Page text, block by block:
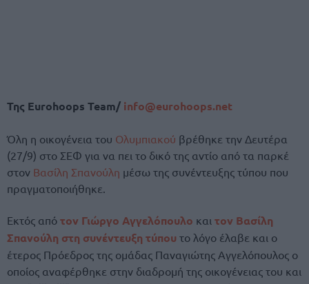
Της Eurohoops Team/ info@eurohoops.net
Όλη η οικογένεια του Ολυμπιακού βρέθηκε την Δευτέρα
(27/9) στο ΣΕΦ για να πει το δικό της αντίο από τα παρκέ
στον Βασίλη Σπανούλη μέσω της συνέντευξης τύπου που
πραγματοποιήθηκε.
Εκτός από τον Γιώργο Αγγελόπουλο και τον Βασίλη
Σπανούλη στη συνέντευξη τύπου το λόγο έλαβε και ο
έτερος Πρόεδρος της ομάδας Παναγιώτης Αγγελόπουλος ο
οποίος αναφέρθηκε στην διαδρομή της οικογένειας του και